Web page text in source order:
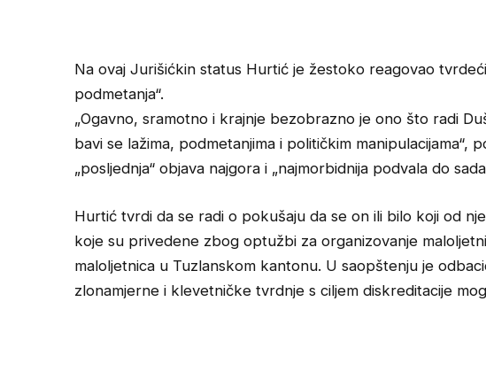
Na ovaj Jurišićkin status Hurtić je žestoko reagovao
podmetanja“.
„Ogavno, sramotno i krajnje bezobrazno je ono što radi
bavi se lažima, podmetanjima i političkim manipulacijama“,
„posljednja“ objava najgora i „najmorbidnija podvala do
Hurtić tvrdi da se radi o pokušaju da se on ili bilo koji od
koje su privedene zbog optužbi za organizovanje
maloljetnica u Tuzlanskom kantonu. U saopštenju je
zlonamjerne i klevetničke tvrdnje s ciljem diskreditacije